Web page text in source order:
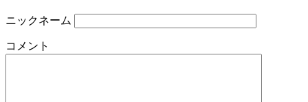
ニックネーム
コメント